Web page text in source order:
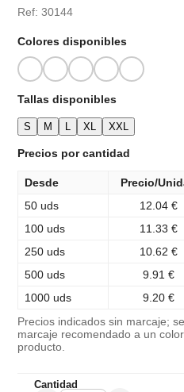
Ref: 30144
Colores disponibles
Tallas disponibles
S M XL XXL
Precios por cantidad
Desde Precio/
50 uds
12.04 €
100 uds
11.33 €
250 uds
10.62 €
500 uds
9.91 €
1000 uds
9.20 €
Precios indicados sin marcaje;
marcaje recomendado a un
producto.
Cantidad